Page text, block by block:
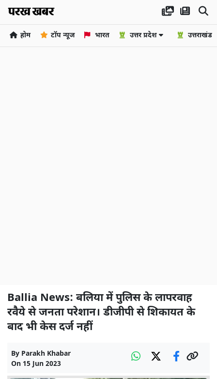
होम टॉप न्यूज भारत उत्तर प्रदेश उत्तराखंड
Ballia News: बलिया में पुलिस के लापरवाह
रवैये से जनता परेशान। डीजीपी से शिकायत के
बाद भी केस दर्ज नहीं
By Parakh Khabar
On 15 Jun 2023